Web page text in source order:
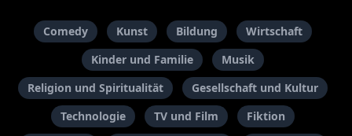
Comedy Kunst Bildung
Wirtschaft
Kinder und Familie
Musik
Religion und Spiritualität
Gesellschaft und Kultur
Technologie
TV und Film
Fiktion